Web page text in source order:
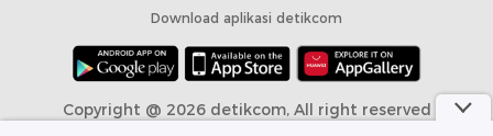
Download aplikasi detikcom
Copyright @ 2026 detikcom, All right reserved